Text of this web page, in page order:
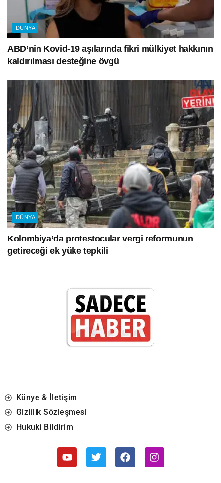
DÜNYA
ABD’nin Kovid-19 aşılarında fikri mülkiyet hakkının
kaldırılması desteğine övgü
DÜNYA
Kolombiya’da protestocular vergi reformunun
getireceği ek yüke tepkili
Künye & İletişim
Gizlilik Sözleşmesi
Hukuki Bildirim